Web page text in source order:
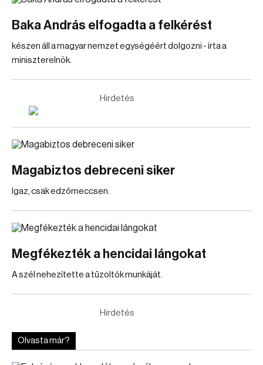
Baka András elfogadta a felkérést
készen áll a magyar nemzet egységéért dolgozni - írta a
miniszterelnök.
Hirdetés
Magabiztos debreceni siker
Igaz, csak edzőmeccsen.
Megfékezték a hencidai lángokat
A szél nehezítette a tűzoltók munkáját.
Hirdetés
Olvasta már?